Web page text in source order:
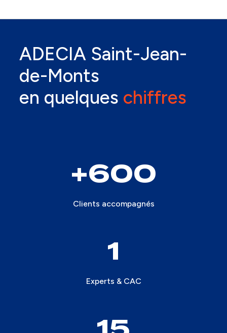
ADECIA Saint-Jean-
de-Monts
en quelques chiffres
600
Clients accompagnés
1
Experts & CAC